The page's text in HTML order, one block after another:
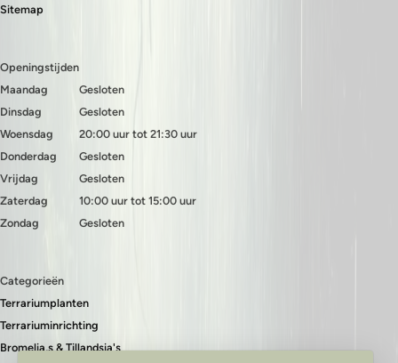
Sitemap
Openingstijden
Maandag
Dinsdag
Woensdag
Donderdag
Vrijdag
Zaterdag
Zondag
Gesloten
Gesloten
20:00 uur tot 21:30 uur
Gesloten
Gesloten
10:00 uur tot 15:00 uur
Gesloten
Categorieën
Terrariumplanten
Terrariuminrichting
Bromelia,s & Tillandsia's